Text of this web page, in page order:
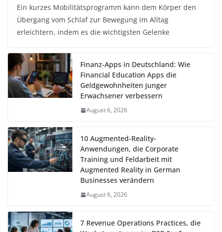
Ein kurzes Mobilitätsprogramm kann dem Körper den
Übergang vom Schlaf zur Bewegung im Alltag
erleichtern, indem es die wichtigsten Gelenke
Finanz-Apps in Deutschland: Wie
Financial Education Apps die
Geldgewohnheiten junger
Erwachsener verbessern
August 6, 2026
10 Augmented-Reality-
Anwendungen, die Corporate
Training und Feldarbeit mit
Augmented Reality in German
Businesses verändern
August 6, 2026
7 Revenue Operations Practices, die